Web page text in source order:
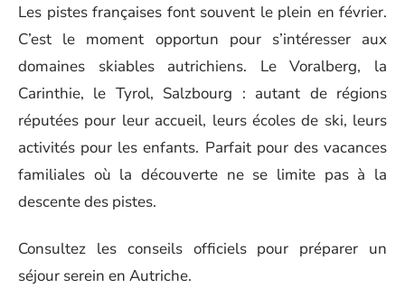
Les pistes françaises font souvent le plein en février.
C’est le moment opportun pour s’intéresser aux
domaines skiables autrichiens. Le Voralberg, la
Carinthie, le Tyrol, Salzbourg : autant de régions
réputées pour leur accueil, leurs écoles de ski, leurs
activités pour les enfants. Parfait pour des vacances
familiales où la découverte ne se limite pas à la
descente des pistes.
Consultez les conseils officiels pour préparer un
séjour serein en Autriche.